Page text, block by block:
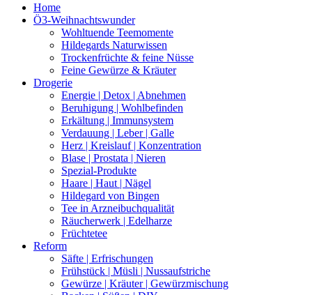
Home
Ö3-Weihnachtswunder
Wohltuende Teemomente
Hildegards Naturwissen
Trockenfrüchte & feine Nüsse
Feine Gewürze & Kräuter
Drogerie
Energie | Detox | Abnehmen
Beruhigung | Wohlbefinden
Erkältung | Immunsystem
Verdauung | Leber | Galle
Herz | Kreislauf | Konzentration
Blase | Prostata | Nieren
Spezial-Produkte
Haare | Haut | Nägel
Hildegard von Bingen
Tee in Arzneibuchqualität
Räucherwerk | Edelharze
Früchtetee
Reform
Säfte | Erfrischungen
Frühstück | Müsli | Nussaufstriche
Gewürze | Kräuter | Gewürzmischung